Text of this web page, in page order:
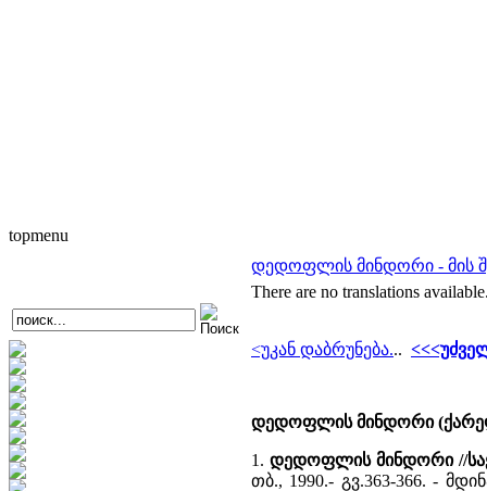
topmenu
დედოფლის მინდორი - მის
There are no translations
<უკან დაბრუნება...
დედოფლის მინდორი
1. დედოფლის მინდორი //
თბ., 1990.- გვ.363-366. -